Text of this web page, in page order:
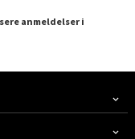
anmeldelser i